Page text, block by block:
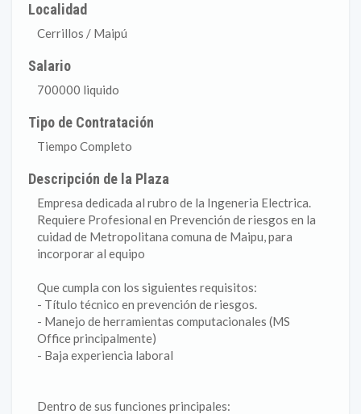
Localidad
Cerrillos / Maipú
Salario
700000 liquido
Tipo de Contratación
Tiempo Completo
Descripción de la Plaza
Empresa dedicada al rubro de la Ingeneria Electrica.
Requiere Profesional en Prevención de riesgos en la
cuidad de Metropolitana comuna de Maipu, para
incorporar al equipo
Que cumpla con los siguientes requisitos:
- Título técnico en prevención de riesgos.
- Manejo de herramientas computacionales (MS
Office principalmente)
- Baja experiencia laboral
Dentro de sus funciones principales: